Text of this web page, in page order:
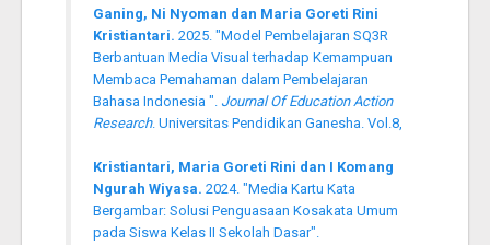
Ganing, Ni Nyoman dan Maria Goreti Rini
Kristiantari. 2025. "Model Pembelajaran SQ3R
Berbantuan Media Visual terhadap Kemampuan
Membaca Pemahaman dalam Pembelajaran
Bahasa Indonesia ". Journal Of Education Action
Research. Universitas Pendidikan Ganesha. Vol.8,
Kristiantari, Maria Goreti Rini dan I Komang
Ngurah Wiyasa. 2024. "Media Kartu Kata
Bergambar: Solusi Penguasaan Kosakata Umum
pada Siswa Kelas II Sekolah Dasar".